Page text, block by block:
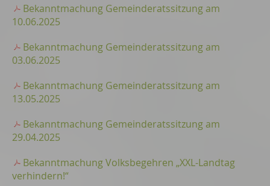
Bekanntmachung Gemeinderatssitzung am
10.06.2025
Bekanntmachung Gemeinderatssitzung am
03.06.2025
Bekanntmachung Gemeinderatssitzung am
13.05.2025
Bekanntmachung Gemeinderatssitzung am
29.04.2025
Bekanntmachung Volksbegehren „XXL-Landtag
verhindern!“